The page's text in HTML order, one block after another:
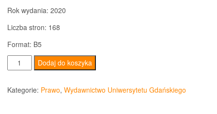
Rok wydania: 2020
Liczba stron: 168
Format: B5
ilość
Współczesne
problemy
prawa
Dodaj do koszyka
Kategorie: Prawo, Wydawnictwo Uniwersytetu Gdańskiego